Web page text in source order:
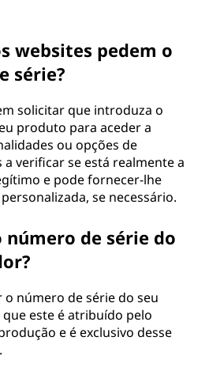
websites pedem o
série?
solicitar que introduza o
produto para aceder a
ou opções de
verificar se está realmente a
e pode fornecer-lhe
se necessário.
número de série do
número de série do seu
este é atribuído pelo
e é exclusivo desse